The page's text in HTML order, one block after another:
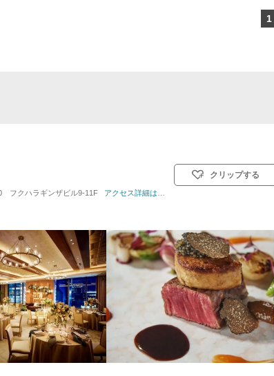
1
人数: 着席：2名 ～ 128名 挙式スタイル: 教会式(キリスト教式)／人前式／仏前式
フクハラギンザビル9-11F アクセス詳細はこちら
クリップする